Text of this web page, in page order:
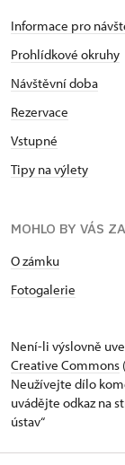
Informace pro
Prohlídkové okruhy
Návštěvní doba
Rezervace
Vstupné
Tipy na výlety
MOHLO BY VÁS
O zámku
Fotogalerie
Není-li výslovně
Creative Commons
Neužívejte dílo
uvádějte odkaz na
ústav“